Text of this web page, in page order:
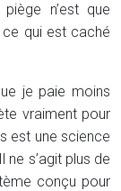
n’est que
qui est caché
je paie moins
vraiment pour
est une science
s’agit plus de
conçu pour